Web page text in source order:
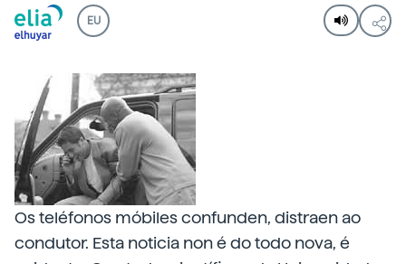
EU
Os teléfonos móbiles confunden, distraen ao
condutor. Esta noticia non é do todo nova, é